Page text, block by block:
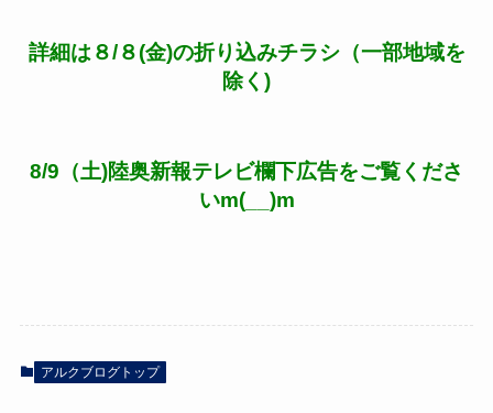
詳細は８/８(金)の折り込みチラシ（一部地域を
除く)
8/9（土)陸奥新報テレビ欄下広告をご覧くださ
いm(__)m
アルクブログトップ